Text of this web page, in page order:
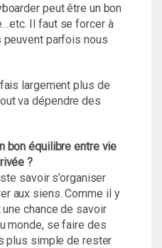
peut être un bon
Il faut se forcer à
peuvent parfois nous
largement plus de
va dépendre des
bon équilibre entre vie
?
savoir s’organiser
aux siens. Comme il y
chance de savoir
monde, se faire des
plus simple de rester